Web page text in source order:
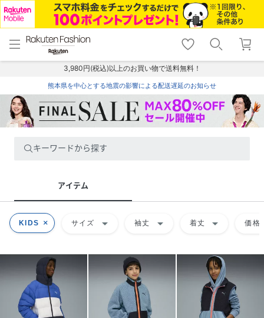
menu home
トップ
shopping_cart lock_outline
ログイン
3,980円(税込)以上のお買い物で送料無料！
熊本県を中心とする地震の影響による配送遅延のお知らせ
キーワードから探す
アイテム
KIDS サイズ arrow_drop_down 袖丈 arrow_drop_down 着丈 arrow_drop_down 価格